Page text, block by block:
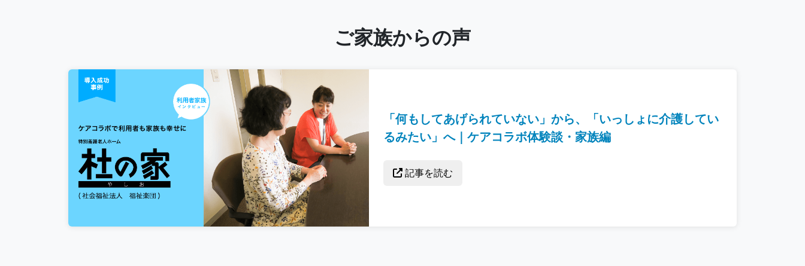
ご家族からの声
「何もしてあげられていない」から、「いっしょに介護してい
るみたい」へ｜ケアコラボ体験談・家族編
記事を読む